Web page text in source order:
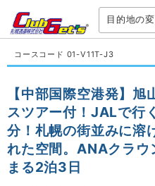
目的地の
コースコード 01-V11T-J3
【中部国際空港発】
スツアー付！JALで行
分！札幌の街並みに溶
れた空間。ANAクラウ
まる2泊3日